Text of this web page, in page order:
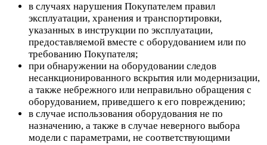
в случаях нарушения Покупателем правил
эксплуатации, хранения и транспортировки,
указанных в инструкции по эксплуатации,
предоставляемой вместе с оборудованием или по
требованию Покупателя;
при обнаружении на оборудовании следов
несанкционированного вскрытия или модернизации,
а также небрежного или неправильно обращения с
оборудованием, приведшего к его повреждению;
в случае использования оборудования не по
назначению, а также в случае неверного выбора
модели с параметрами, не соответствующими